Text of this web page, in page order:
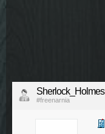
Sherlock_Holmes
#freenarnia